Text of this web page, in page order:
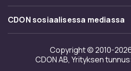
Asiakasarvionnit
Investor relations
Saavutettavuusseloste
Merchant Help Center
CDON sosiaalisessa mediassa
Copyright © 2010-
CDON AB, Yrityksen